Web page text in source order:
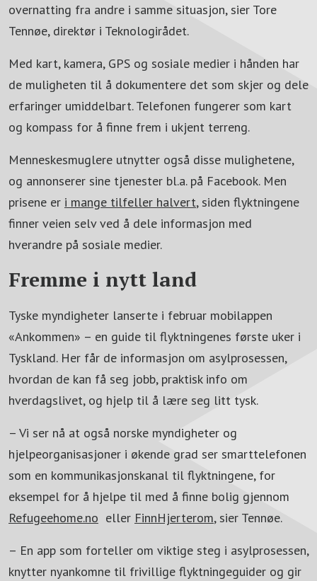
overnatting fra andre i samme situasjon, sier Tore
Tennøe, direktør i Teknologirådet.
Med kart, kamera, GPS og sosiale medier i hånden har
de muligheten til å dokumentere det som skjer og dele
erfaringer umiddelbart. Telefonen fungerer som kart
og kompass for å finne frem i ukjent terreng.
Menneskesmuglere utnytter også disse mulighetene,
og annonserer sine tjenester bl.a. på Facebook. Men
prisene er i mange tilfeller halvert, siden flyktningene
finner veien selv ved å dele informasjon med
hverandre på sosiale medier.
Fremme i nytt land
Tyske myndigheter lanserte i februar mobilappen
«Ankommen» – en guide til flyktningenes første uker i
Tyskland. Her får de informasjon om asylprosessen,
hvordan de kan få seg jobb, praktisk info om
hverdagslivet, og hjelp til å lære seg litt tysk.
– Vi ser nå at også norske myndigheter og
hjelpeorganisasjoner i økende grad ser smarttelefonen
som en kommunikasjonskanal til flyktningene, for
eksempel for å hjelpe til med å finne bolig gjennom
Refugeehome.no eller FinnHjerterom, sier Tennøe.
– En app som forteller om viktige steg i asylprosessen,
knytter nyankomne til frivillige flyktningeguider og gir